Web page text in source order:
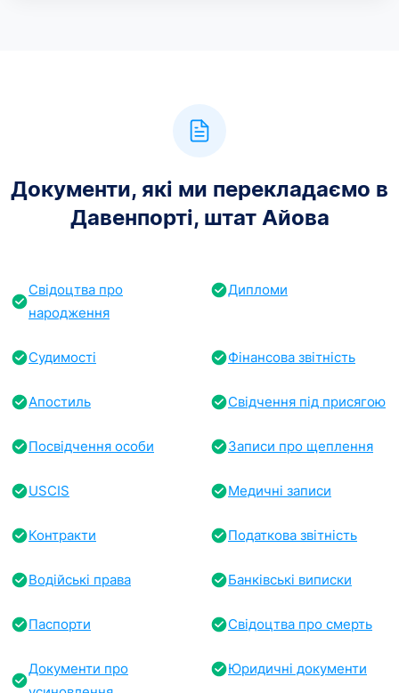
Документи, які ми перекладаємо в
Давенпорті, штат Айова
Свідоцтва про
народження
Дипломи
Судимості Фінансова звітність
Апостиль Свідчення під присягою
Посвідчення особи Записи про щеплення
USCIS Медичні записи
Контракти Податкова звітність
Водійські права Банківські виписки
Паспорти Свідоцтва про смерть
Документи про
Юридичні документи